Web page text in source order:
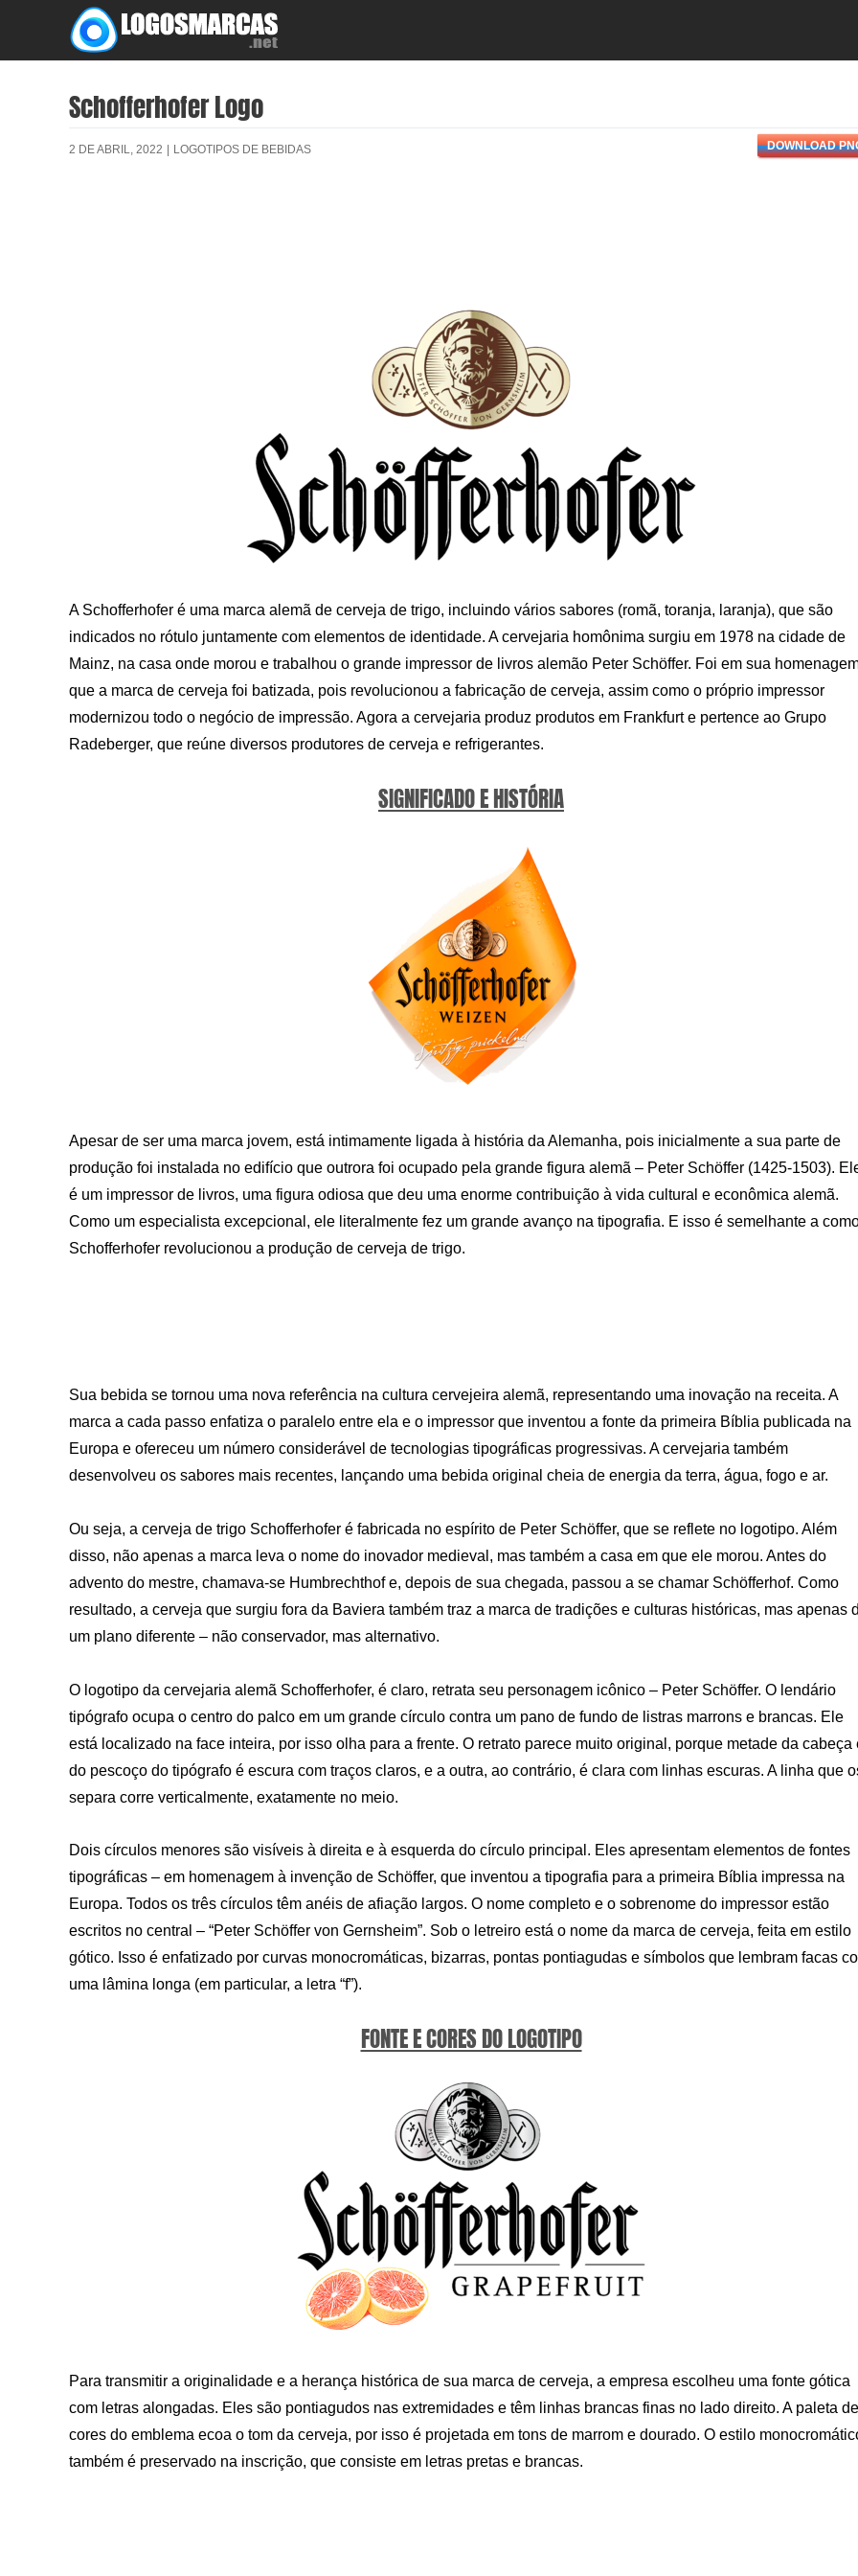
content
Schofferhofer Logo
2 DE ABRIL, 2022 | LOGOTIPOS DE BEBIDAS DOWNLOAD
A Schofferhofer é uma marca alemã de cerveja de trigo, incluindo vários sabores (romã, toranja, laranja), que são
indicados no rótulo juntamente com elementos de identidade. A cervejaria homônima surgiu em 1978 na cidade de
Mainz, na casa onde morou e trabalhou o grande impressor de livros alemão Peter Schöffer. Foi em sua
que a marca de cerveja foi batizada, pois revolucionou a fabricação de cerveja, assim como o próprio impressor
modernizou todo o negócio de impressão. Agora a cervejaria produz produtos em Frankfurt e pertence ao Grupo
Radeberger, que reúne diversos produtores de cerveja e refrigerantes.
SIGNIFICADO E HISTÓRIA
Apesar de ser uma marca jovem, está intimamente ligada à história da Alemanha, pois inicialmente a sua parte de
produção foi instalada no edifício que outrora foi ocupado pela grande figura alemã – Peter Schöffer (1425-1503).
é um impressor de livros, uma figura odiosa que deu uma enorme contribuição à vida cultural e econômica alemã.
Como um especialista excepcional, ele literalmente fez um grande avanço na tipografia. E isso é semelhante a
Schofferhofer revolucionou a produção de cerveja de trigo.
Sua bebida se tornou uma nova referência na cultura cervejeira alemã, representando uma inovação na receita. A
marca a cada passo enfatiza o paralelo entre ela e o impressor que inventou a fonte da primeira Bíblia publicada na
Europa e ofereceu um número considerável de tecnologias tipográficas progressivas. A cervejaria também
desenvolveu os sabores mais recentes, lançando uma bebida original cheia de energia da terra, água, fogo e ar.
Ou seja, a cerveja de trigo Schofferhofer é fabricada no espírito de Peter Schöffer, que se reflete no logotipo. Além
disso, não apenas a marca leva o nome do inovador medieval, mas também a casa em que ele morou. Antes do
advento do mestre, chamava-se Humbrechthof e, depois de sua chegada, passou a se chamar Schöfferhof. Como
resultado, a cerveja que surgiu fora da Baviera também traz a marca de tradições e culturas históricas, mas apenas
um plano diferente – não conservador, mas alternativo.
O logotipo da cervejaria alemã Schofferhofer, é claro, retrata seu personagem icônico – Peter Schöffer. O lendário
tipógrafo ocupa o centro do palco em um grande círculo contra um pano de fundo de listras marrons e brancas. Ele
está localizado na face inteira, por isso olha para a frente. O retrato parece muito original, porque metade da cabeça
do pescoço do tipógrafo é escura com traços claros, e a outra, ao contrário, é clara com linhas escuras. A linha que
separa corre verticalmente, exatamente no meio.
Dois círculos menores são visíveis à direita e à esquerda do círculo principal. Eles apresentam elementos de fontes
tipográficas – em homenagem à invenção de Schöffer, que inventou a tipografia para a primeira Bíblia impressa na
Europa. Todos os três círculos têm anéis de afiação largos. O nome completo e o sobrenome do impressor estão
escritos no central – “Peter Schöffer von Gernsheim”. Sob o letreiro está o nome da marca de cerveja, feita em estilo
gótico. Isso é enfatizado por curvas monocromáticas, bizarras, pontas pontiagudas e símbolos que lembram facas
uma lâmina longa (em particular, a letra “f”).
FONTE E CORES DO LOGOTIPO
Para transmitir a originalidade e a herança histórica de sua marca de cerveja, a empresa escolheu uma fonte gótica
com letras alongadas. Eles são pontiagudos nas extremidades e têm linhas brancas finas no lado direito. A paleta de
cores do emblema ecoa o tom da cerveja, por isso é projetada em tons de marrom e dourado. O estilo
também é preservado na inscrição, que consiste em letras pretas e brancas.